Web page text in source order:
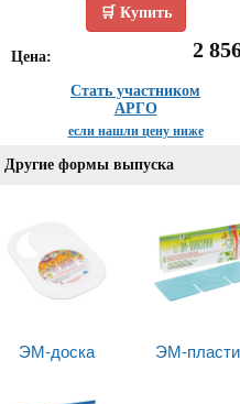
🛒 Купить
Цена: 2
Стать участником
АРГО
если нашли цену ниже
Другие формы выпуска
ЭМ-доска ЭМ-